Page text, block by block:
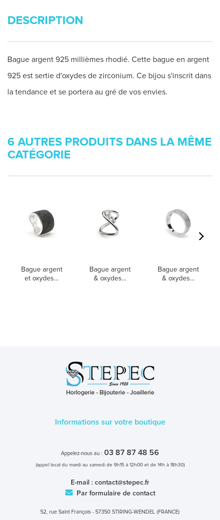
DESCRIPTION
Bague argent 925 millièmes rhodié. Cette bague en argent
925 est sertie d'oxydes de zirconium. Ce bijou s'inscrit dans
la tendance et se portera au gré de vos envies.
6 AUTRES PRODUITS DANS LA MÊME
CATÉGORIE
Bague argent
et oxydes...
Bague argent
& oxydes...
Bague argent
& oxydes...
Informations sur votre boutique
Appelez-nous au : 03 87 87 48 56
(appel local du mardi au samedi de 9h15 à 12h00 et de 14h à 18h30)
E-mail : contact@stepec.fr
Par formulaire de contact
52, rue Saint François - 57350 STIRING-WENDEL (FRANCE)